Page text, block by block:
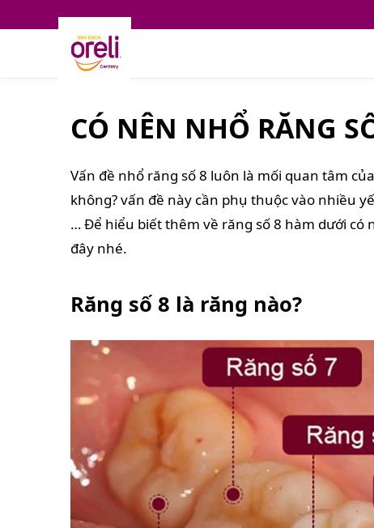
CÓ NÊN NHỔ RĂNG
Vấn đề nhổ răng số 8 luôn là mối quan tâm
không? vấn đề này cần phụ thuộc vào nhiều
… Để hiểu biết thêm về răng số 8 hàm dưới
đây nhé.
Răng số 8 là răng nào?